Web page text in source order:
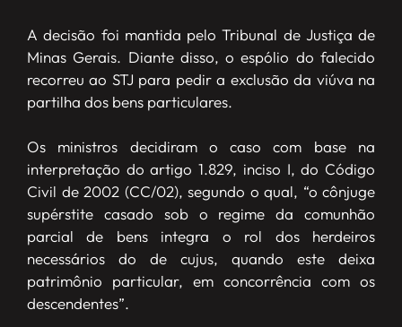
A decisão foi mantida pelo Tribunal de Justiça de
Minas Gerais. Diante disso, o espólio do falecido
recorreu ao STJ para pedir a exclusão da viúva na
partilha dos bens particulares.
Os ministros decidiram o caso com base na
interpretação do artigo 1.829, inciso I, do Código
Civil de 2002 (CC/02), segundo o qual, “o cônjuge
supérstite casado sob o regime da comunhão
parcial de bens integra o rol dos herdeiros
necessários do de cujus, quando este deixa
patrimônio particular, em concorrência com os
descendentes”.